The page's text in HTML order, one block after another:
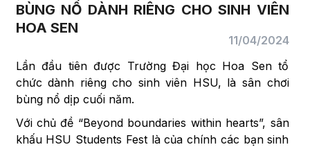
BÙNG NỔ DÀNH RIÊNG CHO SINH VIÊN
HOA SEN
11/04/2024
Lần đầu tiên được Trường Đại học Hoa Sen tổ
chức dành riêng cho sinh viên HSU, là sân chơi
bùng nổ dịp cuối năm.
Với chủ đề “Beyond boundaries within hearts”, sân
khấu HSU Students Fest là của chính các bạn sinh